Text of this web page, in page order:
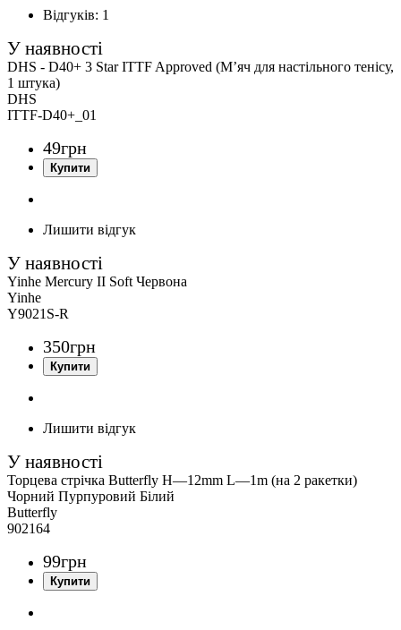
Відгуків: 1
DHS - D40+ 3 Star ITTF Approved (М’яч для настільного тенісу,
1 штука)
DHS
ITTF-D40+_01
49грн
Лишити відгук
Yinhe Mercury II Soft Червона
Yinhe
Y9021S-R
350грн
Лишити відгук
Торцева стрічка Butterfly H—12mm L—1m (на 2 ракетки)
Чорний Пурпуровий Білий
Butterfly
902164
99грн